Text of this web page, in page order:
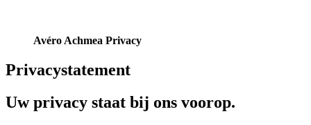
Avéro Achmea Privacy
Privacystatement
Uw privacy staat bij ons voorop.